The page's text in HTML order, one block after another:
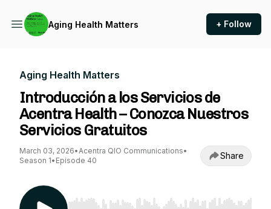
Aging Health Matters + Follow
Aging Health Matters
Introducción a los Servicios de
Acentra Health – Conozca Nuestros
Servicios Gratuitos
March 03, 2026•Acentra QIO Communications•
Season 1• Episode 40 Share